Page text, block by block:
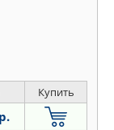
Купить